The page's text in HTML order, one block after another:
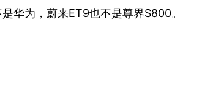
华为，蔚来ET9也不是尊界S800。